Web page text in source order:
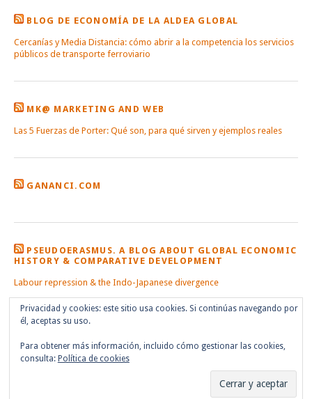
BLOG DE ECONOMÍA DE LA ALDEA GLOBAL
Cercanías y Media Distancia: cómo abrir a la competencia los servicios
públicos de transporte ferroviario
MK@ MARKETING AND WEB
Las 5 Fuerzas de Porter: Qué son, para qué sirven y ejemplos reales
GANANCI.COM
PSEUDOERASMUS. A BLOG ABOUT GLOBAL ECONOMIC
HISTORY & COMPARATIVE DEVELOPMENT
Labour repression & the Indo-Japanese divergence
Privacidad y cookies: este sitio usa cookies. Si continúas navegando por
él, aceptas su uso.
Para obtener más información, incluido cómo gestionar las cookies,
consulta: Política de cookies